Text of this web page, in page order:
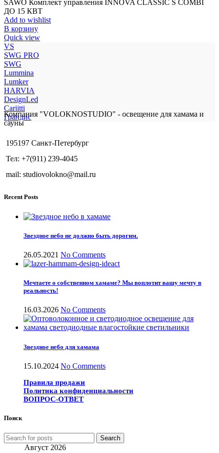
SAWO Комплект управления INNOVA CLASSIC S COMBI
ДО 15 КВТ
Add to wishlist
В корзину
Quick view
VS
SWG PRO
SWG
Lummina
Lumker
HARVIA
DesignLed
Cariitti
Грандис
Компания "VOLOKNOSTUDIO" - освещение для хамама и
сауны
195197 Санкт-Петербург
Тел: +7(911) 239-4045
mail: studiovolokno@mail.ru
Recent Posts
Звездное небо не должно быть дорогим.
26.05.2021 No Comments
Мечтаете о собственном хамаме? Мы воплотит вашу мечту в
реальность!
16.03.2026 No Comments
Звездное небо для хамама
15.10.2024 No Comments
Правила продажи
Политика конфиденциальности
ВОПРОС-ОТВЕТ
Поиск
Search
Август 2026